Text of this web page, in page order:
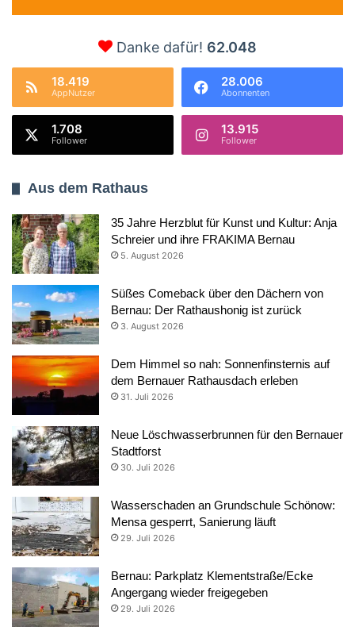
Danke dafür! 62.048
18.419
AppNutzer
28.006
Abonnenten
1.708
Follower
13.915
Follower
Aus dem Rathaus
35 Jahre Herzblut für Kunst und Kultur: Anja
Schreier und ihre FRAKIMA Bernau
5. August 2026
Süßes Comeback über den Dächern von
Bernau: Der Rathaushonig ist zurück
3. August 2026
Dem Himmel so nah: Sonnenfinsternis auf
dem Bernauer Rathausdach erleben
31. Juli 2026
Neue Löschwasserbrunnen für den Bernauer
Stadtforst
30. Juli 2026
Wasserschaden an Grundschule Schönow:
Mensa gesperrt, Sanierung läuft
29. Juli 2026
Bernau: Parkplatz Klementstraße/Ecke
Angergang wieder freigegeben
29. Juli 2026